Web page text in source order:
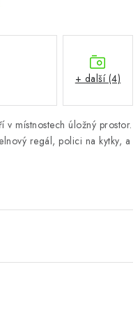
odstoupení od smlouvy
místnostech úložný prostor.
regál, polici na kytky, a
+ další (4)